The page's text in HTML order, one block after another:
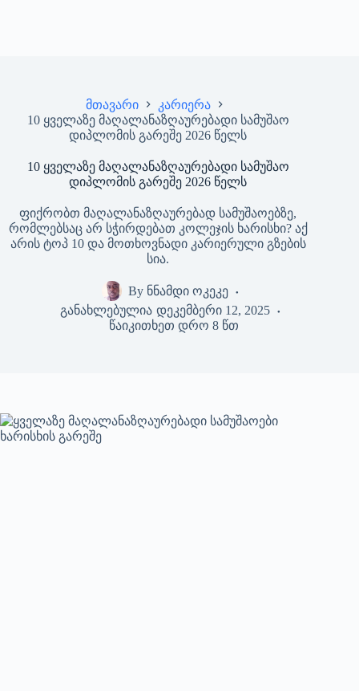
მთავარი
კარიერა
10 ყველაზე მაღალანაზღაურებადი სამუშაო
დიპლომის გარეშე 2026 წელს
10 ყველაზე მაღალანაზღაურებადი სამუშაო
დიპლომის გარეშე 2026 წელს
ფიქრობთ მაღალანაზღაურებად სამუშაოებზე,
რომლებსაც არ სჭირდებათ კოლეჯის ხარისხი? აქ
არის ტოპ 10 და მოთხოვნადი კარიერული გზების
სია.
By ნნამდი ოკეკე
განახლებულია დეკემბერი 12, 2025
წაიკითხეთ დრო 8 წთ